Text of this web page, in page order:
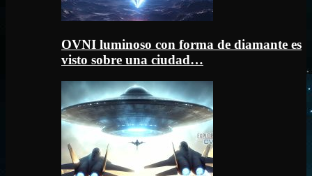
OVNI luminoso con forma de diamante es
visto sobre una ciudad…